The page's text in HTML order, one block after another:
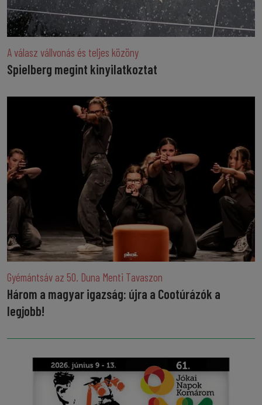
A válasz vállvonás és teljes közöny
Spielberg megint kinyilatkoztat
Gyémántsáv az 50. Duna Menti Tavaszon
Három a magyar igazság: újra a Cootúrázók a
legjobb!